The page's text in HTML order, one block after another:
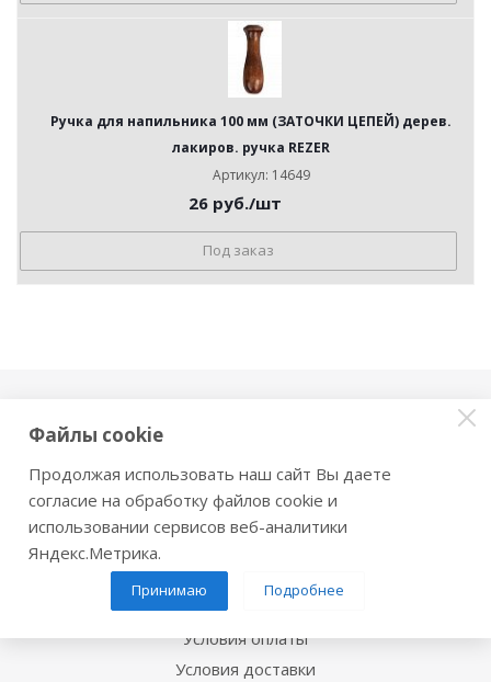
Ручка для напильника 100 мм (ЗАТОЧКИ ЦЕПЕЙ) дерев.
лакиров. ручка REZER
Артикул: 14649
26руб./шт
Под заказ
Политика
Новости
Информация
Помощь
Условия оплаты
Условия доставки
Файлы cookie
Продолжая использовать наш сайт Вы даете
согласие на обработку файлов cookie и
использовании сервисов веб-аналитики
Яндекс.Метрика.
Принимаю Подробнее